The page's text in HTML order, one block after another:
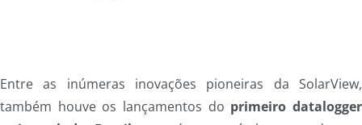
Entre as inúmeras inovações pioneiras da SolarView,
também houve os lançamentos do primeiro datalogger